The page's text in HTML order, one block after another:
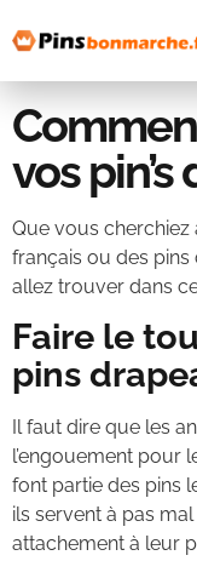
vos
Que vous cherchiez
français ou des
allez trouver dans
Faire le
pins
Il faut dire que les
l’engouement pour
font partie des pins
ils servent à pas
attachement à leur